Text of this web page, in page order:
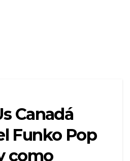
Canadá
Funko Pop
como